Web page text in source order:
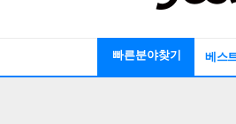
빠른분야찾기 베스